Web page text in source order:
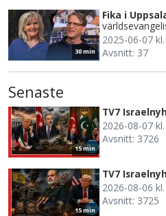
30 min
Fika i
2025-06-07
Avsnitt: 37
Senaste
15 min
TV7
2026-08-07
Avsnitt: 3726
15 min
TV7
2026-08-06
Avsnitt: 3725